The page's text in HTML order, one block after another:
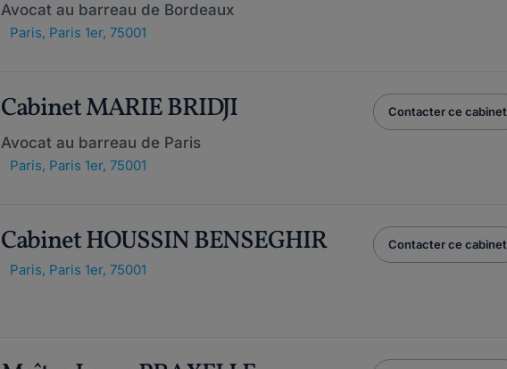
Avocat au barreau de Bordeaux
Paris, Paris 1er, 75001
Cabinet MARIE BRIDJI
Avocat au barreau de Paris
Paris, Paris 1er, 75001
Contacter ce cabinet
Cabinet HOUSSIN BENSEGHIR
Paris, Paris 1er, 75001
Contacter ce cabinet